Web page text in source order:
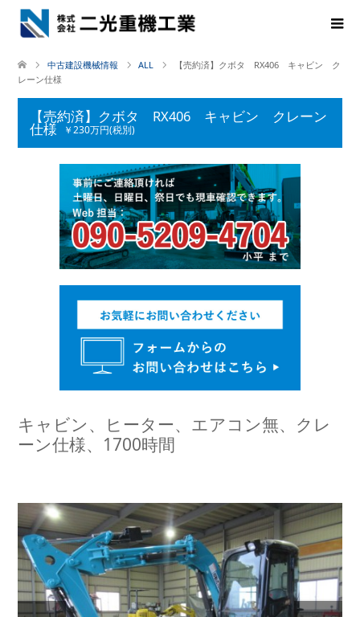
中古建設機械情報 ALL
【売約済】クボタ RX406 キャビン ク
レーン仕様
【売約済】クボタ RX406 キャビン クレーン
仕様 ￥230万円(税別)
キャビン、ヒーター、エアコン無、クレ
ーン仕様、1700時間